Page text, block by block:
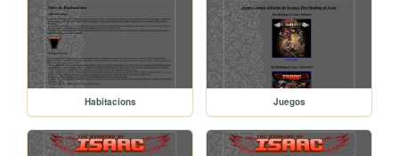
Habitacions Juegos